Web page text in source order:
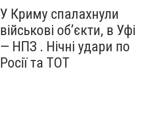
У Криму спалахнули
військові об’єкти, в Уфі
— НПЗ . Нічні удари по
Росії та ТОТ